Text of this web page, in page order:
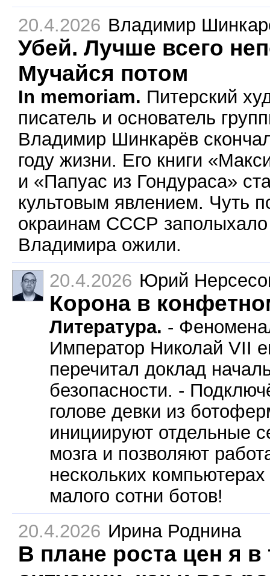
20.4.2026 Владимир
Убей. Лучше всего
Мучайся потом
In memoriam. Питерский
писатель и основатель
Владимир Шинкарёв
году жизни. Его книги
и «Папуас из Гондураса»
культовым явлением. Чуть
окраинам СССР заполыхало
Владимира ожили.
20.4.2026 Юрий
Корона в
Литература. -
Император Николай VII
перечитал доклад
безопасности. -
голове девки из
инициируют отдельные
мозга и позволяют
нескольких
малого сотни ботов!
20.4.2026 Ирина Роднина
В плане роста цен я в